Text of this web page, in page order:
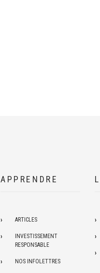
APPRENDRE
ARTICLES
INVESTISSEMENT
RESPONSABLE
NOS INFOLETTRES